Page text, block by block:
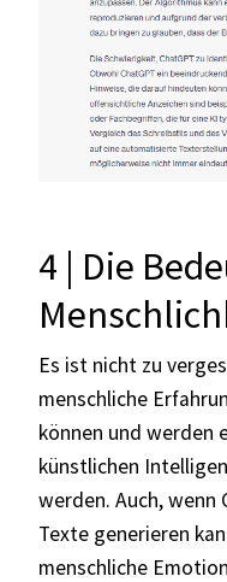
4 | Die
Es ist nicht zu
menschliche
können und werden
künstlichen
werden. Auch, wenn
Texte generieren
menschliche